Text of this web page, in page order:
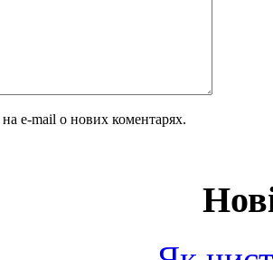
e-mail о нових коментарях.